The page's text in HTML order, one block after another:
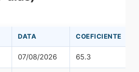
DATA COEFICIENTE
07/08/2026 65.3